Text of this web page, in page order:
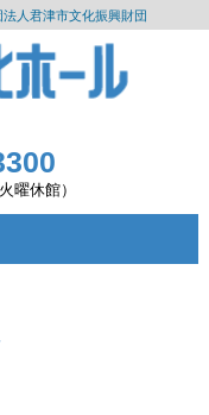
法人君津市文化振興財団
曜休館）